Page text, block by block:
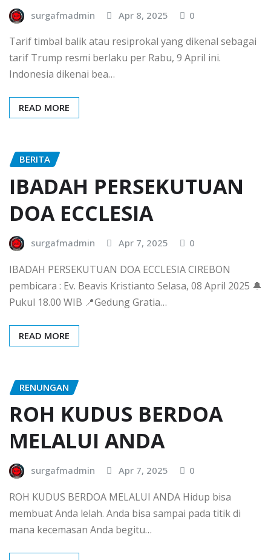
surgafmadmin Apr 8, 2025 0
Tarif timbal balik atau resiprokal yang dikenal sebagai
tarif Trump resmi berlaku per Rabu, 9 April ini.
Indonesia dikenai bea…
READ MORE
BERITA
IBADAH PERSEKUTUAN
DOA ECCLESIA
surgafmadmin Apr 7, 2025 0
IBADAH PERSEKUTUAN DOA ECCLESIA CIREBON
pembicara : Ev. Beavis Kristianto Selasa, 08 April 2025 🔔
Pukul 18.00 WIB 📍Gedung Gratia…
READ MORE
RENUNGAN
ROH KUDUS BERDOA
MELALUI ANDA
surgafmadmin Apr 7, 2025 0
ROH KUDUS BERDOA MELALUI ANDA Hidup bisa
membuat Anda lelah. Anda bisa sampai pada titik di
mana kecemasan Anda begitu…